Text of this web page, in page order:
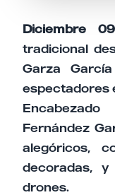
Diciembre
tradicional
Garza
espectadores
Fernández
alegóricos,
decoradas,
drones.